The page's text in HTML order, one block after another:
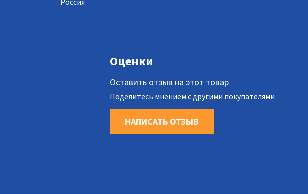
Россия
Оценки
Оставить отзыв на этот товар
Поделитесь мнением с другими покупателями
НАПИСАТЬ ОТЗЫВ